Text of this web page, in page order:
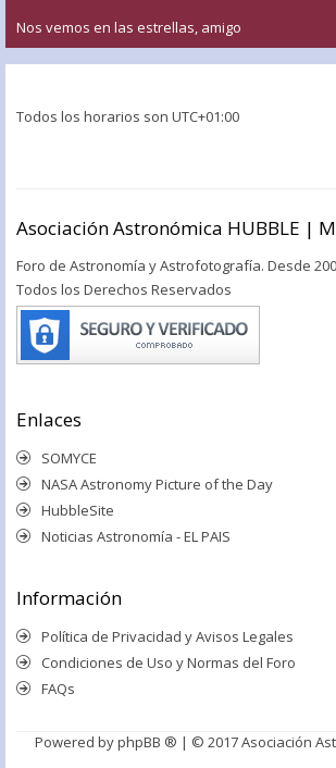
Nos vemos en las estrellas, amigo
Todos los horarios son UTC+01:00
Asociación Astronómica HUBBLE |
Foro de Astronomía y Astrofotografía. Desde
Todos los Derechos Reservados
Enlaces
SOMYCE
NASA Astronomy Picture of the Day
HubbleSite
Noticias Astronomía - EL PAIS
Información
Política de Privacidad y Avisos Legales
Condiciones de Uso y Normas del Foro
FAQs
Powered byphpBB ® | © 2017 Asociación